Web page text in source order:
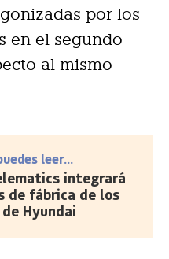
por los
en el segundo
al mismo
leer...
integrará
de fábrica de los
Hyundai